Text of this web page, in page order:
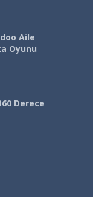
Aile
Oyunu
Derece